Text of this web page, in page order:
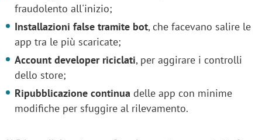
fraudolento all'inizio;
Installazioni false tramite bot, che facevano salire le
app tra le più scaricate;
Account developer riciclati, per aggirare i controlli
dello store;
Ripubblicazione continua delle app con minime
modifiche per sfuggire al rilevamento.